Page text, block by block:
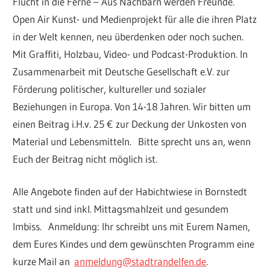
Open Air Kunst- und Medienprojekt für alle die ihren Platz
in der Welt kennen, neu überdenken oder noch suchen.
Mit Graffiti, Holzbau, Video- und Podcast-Produktion. In
Zusammenarbeit mit Deutsche Gesellschaft e.V. zur
Förderung politischer, kultureller und sozialer
Beziehungen in Europa. Von 14-18 Jahren. Wir bitten um
einen Beitrag i.H.v. 25 € zur Deckung der Unkosten von
Material und Lebensmitteln. Bitte sprecht uns an, wenn
Euch der Beitrag nicht möglich ist.
Alle Angebote finden auf der Habichtwiese in Bornstedt
statt und sind inkl. Mittagsmahlzeit und gesundem
Imbiss. Anmeldung: Ihr schreibt uns mit Eurem Namen,
dem Eures Kindes und dem gewünschten Programm eine
kurze Mail ananmeldung@stadtrandelfen.de.